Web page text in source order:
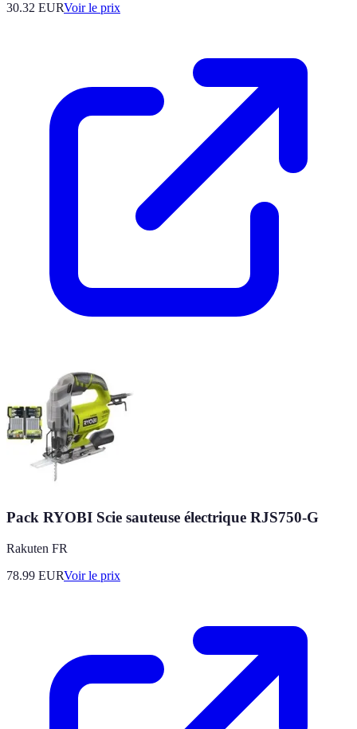
30.32 EURVoir le prix
Pack RYOBI Scie sauteuse électrique RJS750-G
Rakuten FR
78.99 EURVoir le prix